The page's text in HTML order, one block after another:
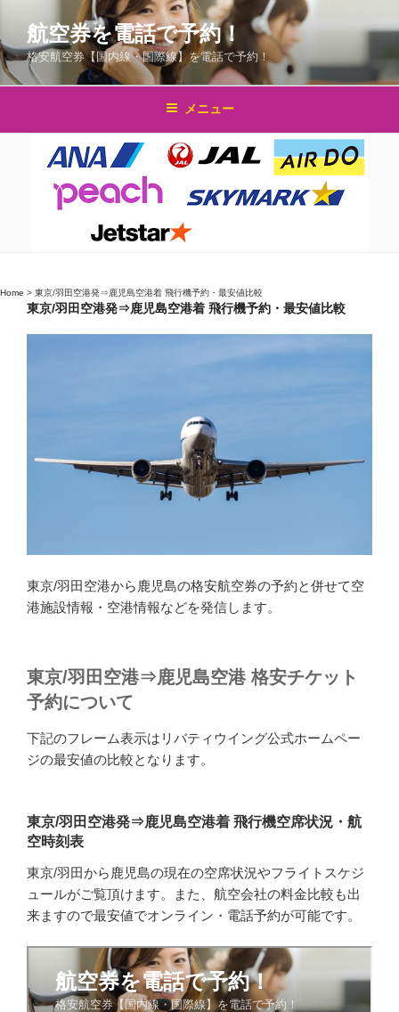
テ
ン
ス
航空券を電話で予約！
格安航空券【国内線・国際線】を電話で予約！
メニュー
Home > 東京/羽田空港発⇒鹿児島空港着 飛行機予約・最安値比較
東京/羽田空港発⇒鹿児島空港着 飛行機予約・最安値比較
東京/羽田空港から鹿児島の格安航空券の予約と併せて空
港施設情報・空港情報などを発信します。
東京/羽田空港⇒鹿児島空港 格安チケット
予約について
下記のフレーム表示はリバティウイング公式ホームペー
ジの最安値の比較となります。
東京/羽田空港発⇒鹿児島空港着 飛行機空席状況・航
空時刻表
東京/羽田から鹿児島の現在の空席状況やフライトスケジ
ュールがご覧頂けます。また、航空会社の料金比較も出
来ますので最安値でオンライン・電話予約が可能です。